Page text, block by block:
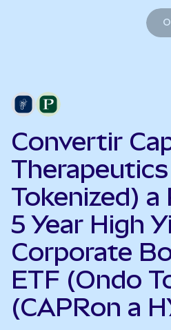
Convertir
Tokenized) a
5 Year High
Corporate
ETF (Ondo
(CAPRon a